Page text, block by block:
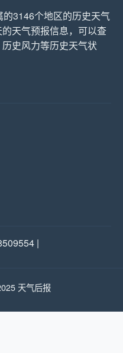
3146个地区的历史天气
天气预报信息，可以查
史风力等历史天气状
|
天气后报